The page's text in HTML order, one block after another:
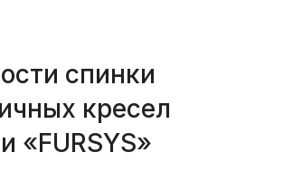
спинки
кресел
«FURSYS»